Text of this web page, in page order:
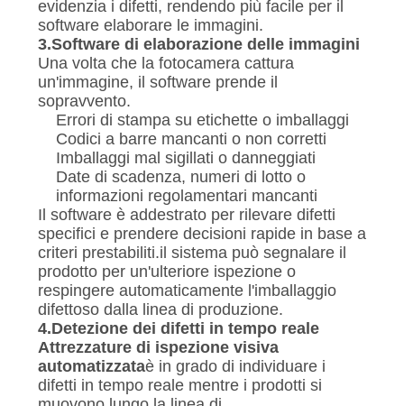
evidenzia i difetti, rendendo più facile per il
software elaborare le immagini.
3.Software di elaborazione delle immagini
Una volta che la fotocamera cattura
un'immagine, il software prende il
sopravvento.
Errori di stampa su etichette o imballaggi
Codici a barre mancanti o non corretti
Imballaggi mal sigillati o danneggiati
Date di scadenza, numeri di lotto o
informazioni regolamentari mancanti
Il software è addestrato per rilevare difetti
specifici e prendere decisioni rapide in base a
criteri prestabiliti.il sistema può segnalare il
prodotto per un'ulteriore ispezione o
respingere automaticamente l'imballaggio
difettoso dalla linea di produzione.
4.Detezione dei difetti in tempo reale
Attrezzature di ispezione visiva
automatizzataè in grado di individuare i
difetti in tempo reale mentre i prodotti si